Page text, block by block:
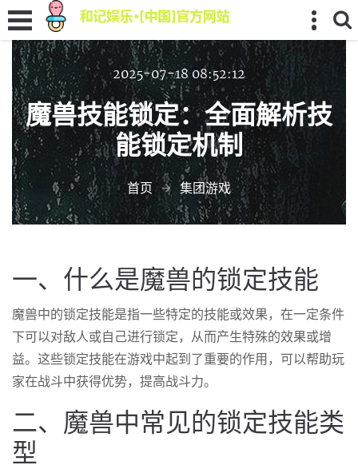
2025-07-18 08:52:12
魔兽技能锁定：全面解析技
能锁定机制
首页 集团游戏
一、什么是魔兽的锁定技能
魔兽中的锁定技能是指一些特定的技能或效果，在一定条件
下可以对敌人或自己进行锁定，从而产生特殊的效果或增
益。这些锁定技能在游戏中起到了重要的作用，可以帮助玩
家在战斗中获得优势，提高战斗力。
二、魔兽中常见的锁定技能类
型